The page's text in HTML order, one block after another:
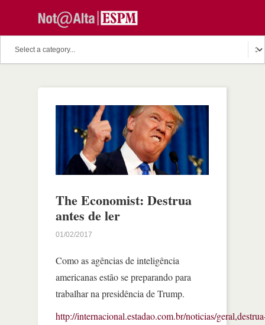
The Economist: Destrua
antes de ler
01/02/2017
Como as agências de inteligência
americanas estão se preparando para
trabalhar na presidência de Trump.
http://internacional.estadao.com.br/noticias/